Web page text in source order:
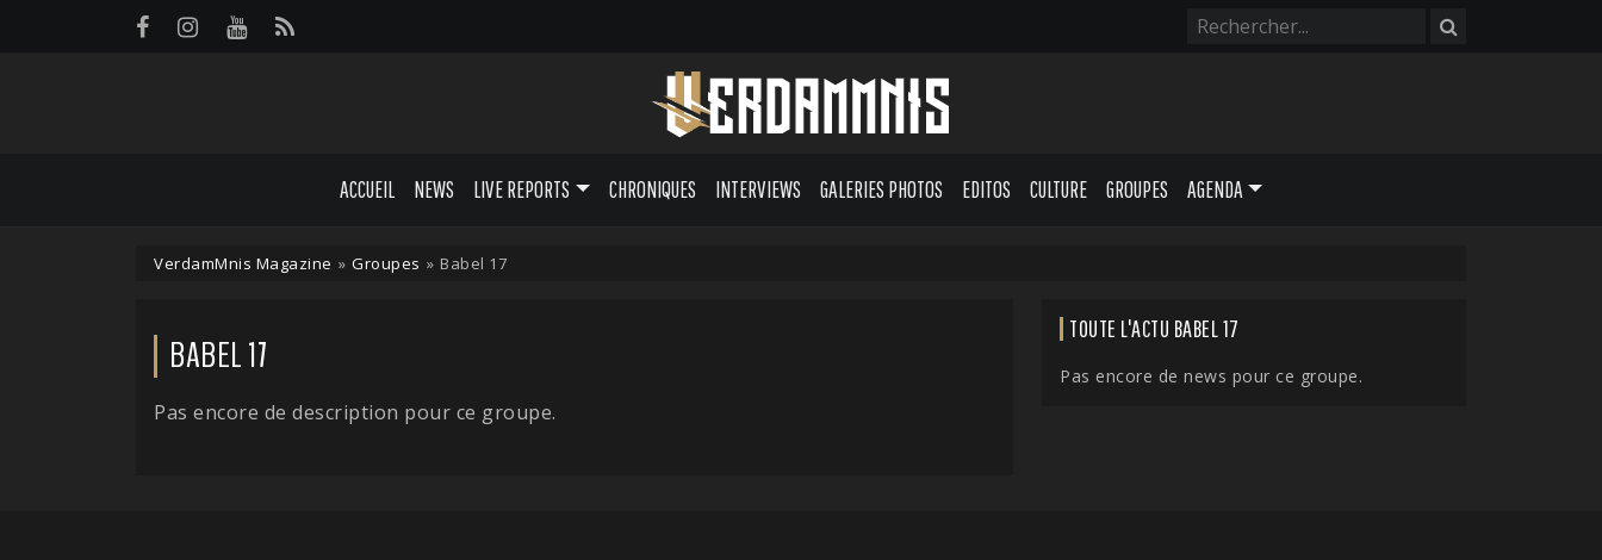
ACCUEIL NEWS LIVE REPORTS CHRONIQUES INTERVIEWS GALERIES PHOTOS EDITOS CULTURE GROUPES AGENDA
VerdamMnis Magazine » Groupes » Babel 17
BABEL 17
Pas encore de description pour ce groupe.
TOUTE L'ACTU BABEL 17
Pas encore de news pour ce groupe.
Panneau de gestion des cookies